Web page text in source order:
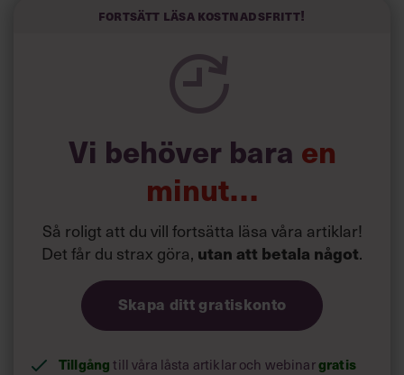
Även samtal och bredband under tågfärd testades. Där
tävlingen om snabbaste mobila bredband.
Fortsätt läsa kostnadsfritt!
Vi behöver bara en
minut…
Så roligt att du vill fortsätta läsa våra artiklar!
Det får du strax göra, utan att betala något.
Skapa ditt gratiskonto
Tillgång till våra låsta artiklar och webinargratis